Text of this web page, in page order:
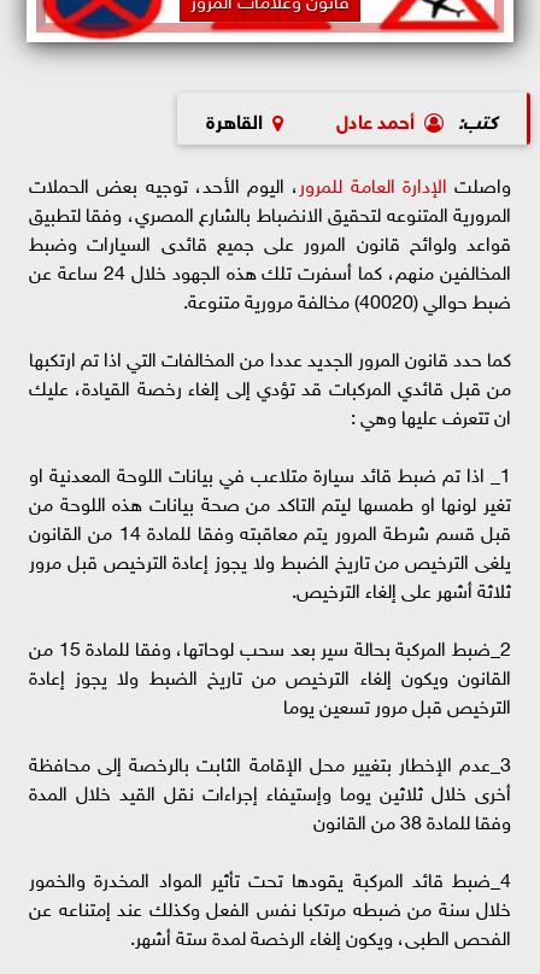
كتب: أحمد عادل القاهرة
واصلت الإدارة العامة للمرور، اليوم الأحد، توجيه بعض الحملات
المرورية المتنوعه لتحقيق الانضباط بالشارع المصري، وفقا لتطبيق
قواعد ولوائح قانون المرور على جميع قائدى السيارات وضبط
المخالفين منهم، كما أسفرت تلك هذه الجهود خلال 24 ساعة عن
ضبط حوالي (40020) مخالفة مرورية متنوعة.
كما حدد قانون المرور الجديد عددا من المخالفات التي اذا تم ارتكبها
من قبل قائدي المركبات قد تؤدي إلى إلغاء رخصة القيادة، عليك
ان تتعرف عليها وهي :
1_ اذا تم ضبط قائد سيارة متلاعب في بيانات اللوحة المعدنية او
تغير لونها او طمسها ليتم التاكد من صحة بيانات هذه اللوحة من
قبل قسم شرطة المرور يتم معاقبته وفقا للمادة 14 من القانون
يلغى الترخيص من تاريخ الضبط ولا يجوز إعادة الترخيص قبل مرور
ثلاثة أشهر على إلغاء الترخيص.
2_ضبط المركبة بحالة سير بعد سحب لوحاتها، وفقا للمادة 15 من
القانون ويكون إلغاء الترخيص من تاريخ الضبط ولا يجوز إعادة
الترخيص قبل مرور تسعين يوما
3_عدم الإخطار بتغيير محل الإقامة الثابت بالرخصة إلى محافظة
أخرى خلال ثلاثين يوما وإستيفاء إجراءات نقل القيد خلال المدة
وفقا للمادة 38 من القانون
4_ضبط قائد المركبة يقودها تحت تأثير المواد المخدرة والخمور
خلال سنة من ضبطه مرتكبا نفس الفعل وكذلك عند إمتناعه عن
الفحص الطبى، ويكون إلغاء الرخصة لمدة ستة أشهر.